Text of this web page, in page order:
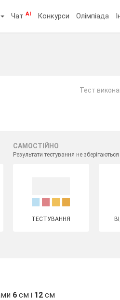
ЧатAI Конкурси Олімпіада
Тест
САМОСТІЙНО
Результати тестування не зберігаються
ТЕСТУВАННЯ
6 см і 12см